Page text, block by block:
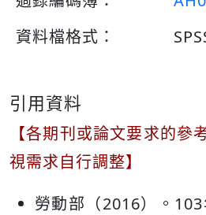
資料檔格式：
引用資料
【各期刊或論文要求的參
視需求自行調整】
勞動部（2016）。